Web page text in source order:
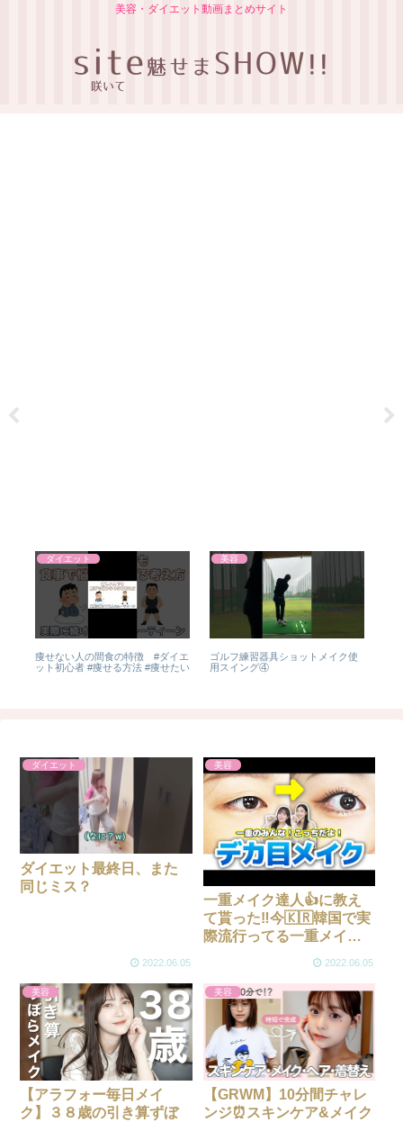
美容・ダイエット動画まとめサイト
ダイエット
痩せない人の間食の特徴 #ダイエ
ット初心者 #痩せる方法 #痩せたい
美容
ゴルフ練習器具ショットメイク使
用スイング④
ダイエット
ダイエット最終日、また
同じミス？
2022.06.05
美容
一重メイク達人👍に教え
て貰った‼️今🇰🇷韓国で実
際流行ってる一重メイク
2022.06.05
美容
【アラフォー毎日メイ
ク】３８歳の引き算ずぼ
美容
【GRWM】10分間チャレ
ンジ⏰スキンケア&メイク